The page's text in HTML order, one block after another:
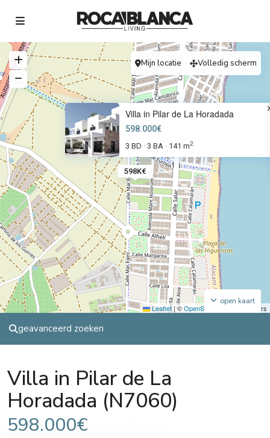
598K€
Villa in Pilar de La Horadada
598.000€
3 BD · 3 BA · 141 m2
Leaflet |©OpenStreetMap contributors
open kaart
Mijn locatie Volledig scherm
geavanceerd zoeken
Villa in Pilar de La
Horadada (N7060)
598.000€